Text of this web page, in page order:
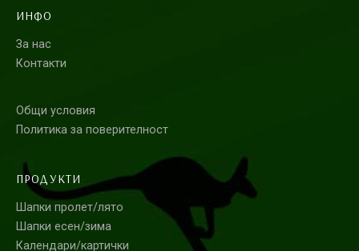
ИНФО
За нас
Контакти
Общи условия
Политика за поверителност
ПРОДУКТИ
Шапки пролет/лято
Шапки есен/зима
Календари/картички